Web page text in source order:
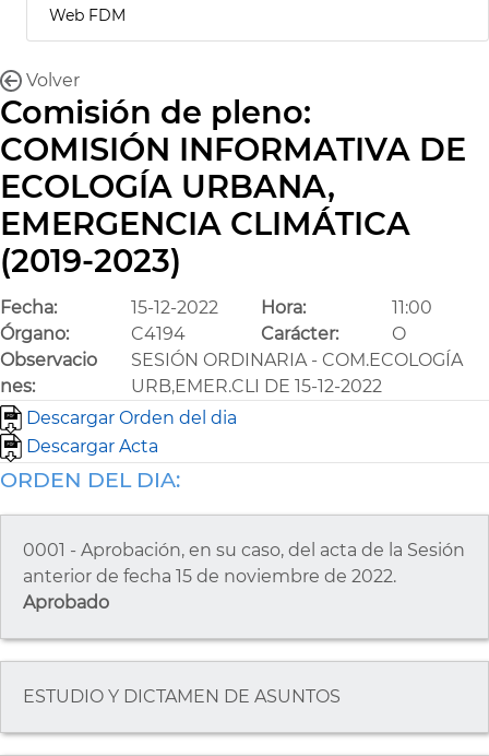
Web FDM
Volver
Comisión de pleno:
COMISIÓN INFORMATIVA DE
ECOLOGÍA URBANA,
EMERGENCIA CLIMÁTICA
(2019-2023)
Fecha: 15-12-2022 Hora:
11:00
Órgano:
C4194 Carácter:
O
Observacio
nes:
SESIÓN ORDINARIA - COM.ECOLOGÍA
URB,EMER.CLI DE 15-12-2022
Descargar Orden del dia
Descargar Acta
ORDEN DEL DIA:
0001 - Aprobación, en su caso, del acta de la Sesión
anterior de fecha 15 de noviembre de 2022.
Aprobado
ESTUDIO Y DICTAMEN DE ASUNTOS